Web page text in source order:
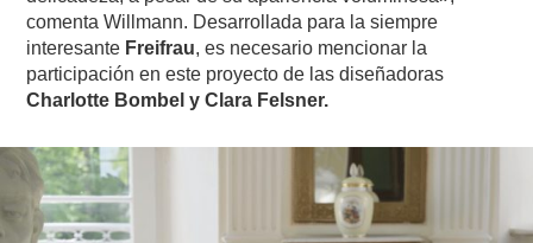
comenta Willmann. Desarrollada para la siempre
interesante Freifrau, es necesario mencionar la
participación en este proyecto de las diseñadoras
Charlotte Bombel y Clara Felsner.